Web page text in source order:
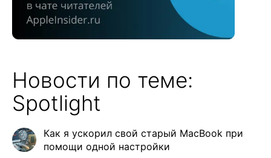
Новости по теме:
Spotlight
Как я ускорил свой старый MacBook при
помощи одной настройки